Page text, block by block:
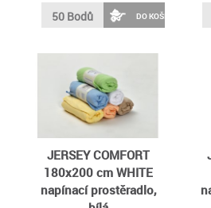
50 Bodů DO KOŠÍKU
JERSEY COMFORT
180x200 cm WHITE
napínací prostěradlo,